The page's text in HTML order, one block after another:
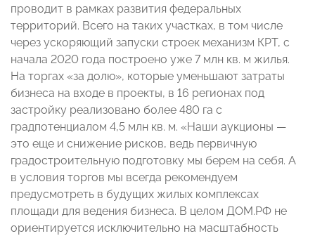
проводит в рамках развития федеральных
территорий. Всего на таких участках, в том числе
через ускоряющий запуски строек механизм КРТ, с
начала 2020 года построено уже 7 млн кв. м жилья.
На торгах «за долю», которые уменьшают затраты
бизнеса на входе в проекты, в 16 регионах под
застройку реализовано более 480 га с
градпотенциалом 4,5 млн кв. м. «Наши аукционы —
это еще и снижение рисков, ведь первичную
градостроительную подготовку мы берем на себя. А
в условия торгов мы всегда рекомендуем
предусмотреть в будущих жилых комплексах
площади для ведения бизнеса. В целом ДОМ.РФ не
ориентируется исключительно на масштабность